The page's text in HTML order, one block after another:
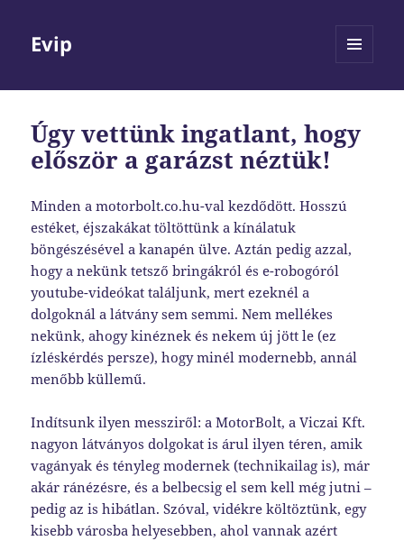
Evip
Úgy vettünk ingatlant, hogy
először a garázst néztük!
Minden a motorbolt.co.hu-val kezdődött. Hosszú
estéket, éjszakákat töltöttünk a kínálatuk
böngészésével a kanapén ülve. Aztán pedig azzal,
hogy a nekünk tetsző bringákról és e-robogóról
youtube-videókat találjunk, mert ezeknél a
dolgoknál a látvány sem semmi. Nem mellékes
nekünk, ahogy kinéznek és nekem új jött le (ez
ízléskérdés persze), hogy minél modernebb, annál
menőbb küllemű.
Indítsunk ilyen messziről: a MotorBolt, a Viczai Kft.
nagyon látványos dolgokat is árul ilyen téren, amik
vagányak és tényleg modernek (technikailag is), már
akár ránézésre, és a belbecsig el sem kell még jutni –
pedig az is hibátlan. Szóval, vidékre költöztünk, egy
kisebb városba helyesebben, ahol vannak azért